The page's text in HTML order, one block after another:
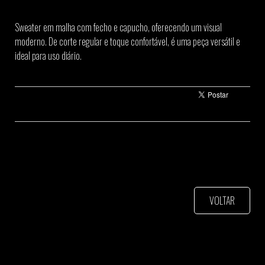
Sweater em malha com fecho e capucho, oferecendo um visual
moderno. De corte regular e toque confortável, é uma peça versátil e
ideal para uso diário.
VOLTAR